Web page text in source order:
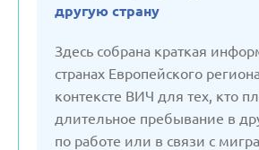
другую страну
Здесь собрана краткая
странах Европейского
контексте ВИЧ для тех, кто
длительное пребывание в
по работе или в связи с
Германия
Грузия
Дания